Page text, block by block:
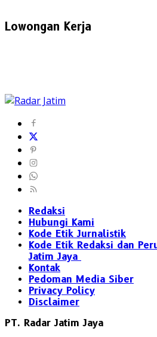
Lowongan Kerja
Redaksi
Hubungi Kami
Kode Etik Jurnalistik
Kode Etik Redaksi dan
Jatim Jaya
Kontak
Pedoman Media Siber
Privacy Policy
Disclaimer
PT. Radar Jatim Jaya